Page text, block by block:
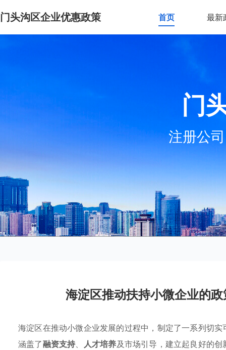
门头沟区企业优惠政策 首页 最新
门
注册公
海淀区推动扶持小微企业的
海淀区在推动小微企业发展的过程中，制定了一系列切
涵盖了融资支持、 人才培养及市场引导，建立起良好的